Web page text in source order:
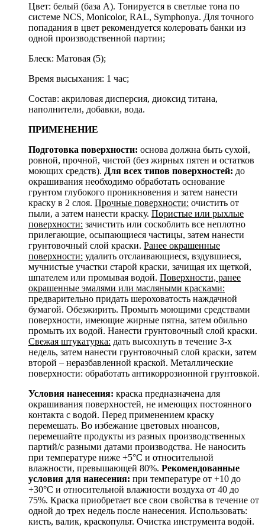
Цвет: белый (база А). Тонируется в светлые тона по
системе NCS, Monicolor, RAL, Symphonya. Для точного
попадания в цвет рекомендуется колеровать банки из
одной производственной партии;
Блеск: Матовая (5);
Время высыхания: 1 час;
Состав: акриловая дисперсия, диоксид титана,
наполнители, добавки, вода.
ПРИМЕНЕНИЕ
Подготовка поверхности: основа должна быть сухой,
ровной, прочной, чистой (без жирных пятен и остатков
моющих средств). Для всех типов поверхностей: до
окрашивания необходимо обработать основание
грунтом глубокого проникновения и затем нанести
краску в 2 слоя. Прочные поверхности: очистить от
пыли, а затем нанести краску. Пористые или рыхлые
поверхности: зачистить или соскоблить все неплотно
прилегающие, осыпающиеся частицы, затем нанести
грунтовочный слой краски. Ранее окрашенные
поверхности: удалить отслаивающиеся, вздувшиеся,
мучнистые участки старой краски, зачищая их щеткой,
шпателем или промывая водой. Поверхности, ранее
окрашенные эмалями или масляными красками:
предварительно придать шероховатость наждачной
бумагой. Обезжирить. Промыть моющими средствами
поверхности, имеющие жирные пятна, затем обильно
промыть их водой. Нанести грунтовочный слой краски.
Свежая штукатурка: дать высохнуть в течение 3-х
недель, затем нанести грунтовочный слой краски, затем
второй – неразбавленной краской. Металлические
поверхности: обработать антикоррозионной грунтовкой.
Условия нанесения: краска предназначена для
окрашивания поверхностей, не имеющих постоянного
контакта с водой. Перед применением краску
перемешать. Во избежание цветовых нюансов,
перемешайте продукты из разных производственных
партий/с разными датами производства. Не наносить
при температуре ниже +5°С и относительной
влажности, превышающей 80%. Рекомендованные
условия для нанесения: при температуре от +10 до
+30°С и относительной влажности воздуха от 40 до
75%. Краска приобретает все свои свойства в течение от
одной до трех недель после нанесения. Использовать:
кисть, валик, краскопульт. Очистка инструмента водой.